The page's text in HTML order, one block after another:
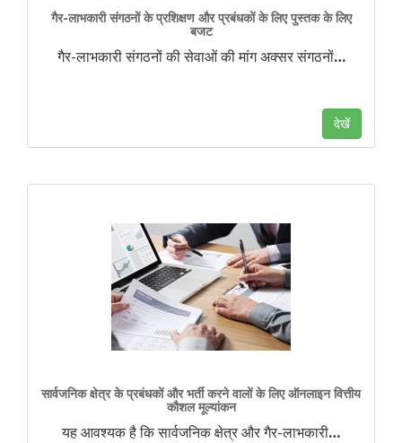
गैर-लाभकारी संगठनों के प्रशिक्षण और प्रबंधकों के लिए पुस्तक के लिए
बजट
गैर-लाभकारी संगठनों की सेवाओं की मांग अक्सर संगठनों…
देखें
सार्वजनिक क्षेत्र के प्रबंधकों और भर्ती करने वालों के लिए ऑनलाइन वित्तीय
कौशल मूल्यांकन
यह आवश्यक है कि सार्वजनिक क्षेत्र और गैर-लाभकारी…